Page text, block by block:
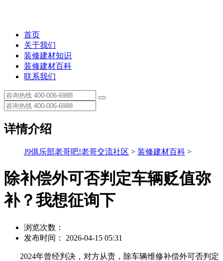
首页
关于我们
装修建材知识
装修建材百科
联系我们
详情介绍
J9俱乐部老哥吧!老哥交流社区 > 装修建材百科 >
除补偿外可否判定车辆贬值弥
补？我想征询下
浏览次数：
发布时间： 2026-04-15 05:31
2024年曾经判决，对方从责，除车辆维修补偿外可否判定